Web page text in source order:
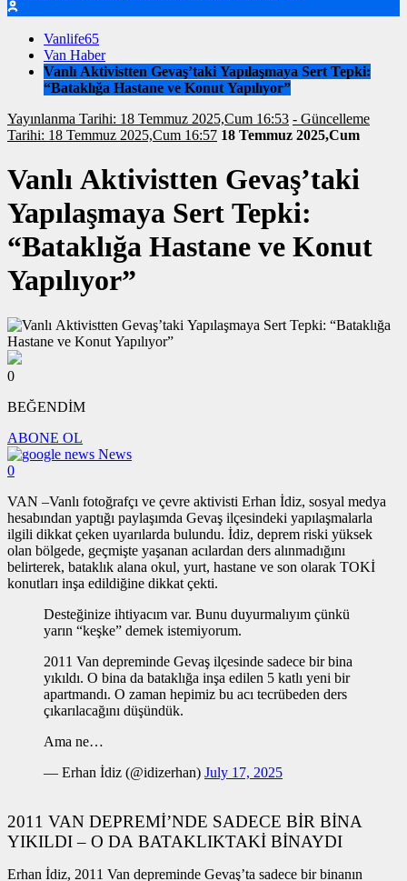
Vanlife65
Van Haber
Vanlı Aktivistten Gevaş’taki Yapılaşmaya Sert Tepki:
“Bataklığa Hastane ve Konut Yapılıyor”
Yayınlanma Tarihi: 18 Temmuz 2025,Cum 16:53 - Güncelleme
Tarihi: 18 Temmuz 2025,Cum 16:57 18 Temmuz 2025,Cum
Vanlı Aktivistten Gevaş’taki
Yapılaşmaya Sert Tepki:
“Bataklığa Hastane ve Konut
Yapılıyor”
0
BEĞENDİM
ABONE OL
News
0
VAN –Vanlı fotoğrafçı ve çevre aktivisti Erhan İdiz, sosyal medya
hesabından yaptığı paylaşımda Gevaş ilçesindeki yapılaşmalarla
ilgili dikkat çeken uyarılarda bulundu. İdiz, deprem riski yüksek
olan bölgede, geçmişte yaşanan acılardan ders alınmadığını
belirterek, bataklık alana okul, yurt, hastane ve son olarak TOKİ
konutları inşa edildiğine dikkat çekti.
Desteğinize ihtiyacım var. Bunu duyurmalıyım çünkü
yarın “keşke” demek istemiyorum.
2011 Van depreminde Gevaş ilçesinde sadece bir bina
yıkıldı. O bina da bataklığa inşa edilen 5 katlı yeni bir
apartmandı. O zaman hepimiz bu acı tecrübeden ders
çıkarılacağını düşündük.
Ama ne…
— Erhan İdiz (@idizerhan) July 17, 2025
2011 VAN DEPREMİ’NDE SADECE BİR BİNA
YIKILDI – O DA BATAKLIKTAKİ BİNAYDI
Erhan İdiz, 2011 Van depreminde Gevaş’ta sadece bir binanın